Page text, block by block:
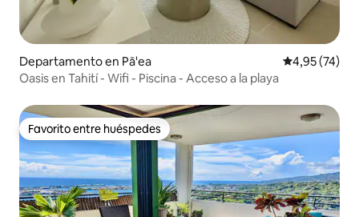
Departamento en Pā'ea Calificación
4,95 (74)
Oasis en Tahití - Wifi - Piscina - Acceso a la playa
Favorito entre huéspedes
Favorito entre huéspedes